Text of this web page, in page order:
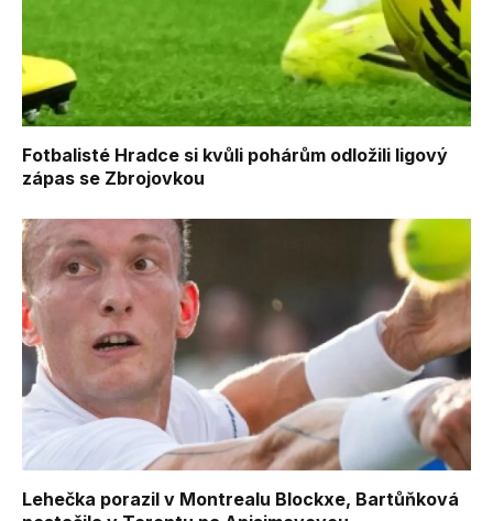
Fotbalisté Hradce si kvůli pohárům odložili ligový
zápas se Zbrojovkou
Lehečka porazil v Montrealu Blockxe, Bartůňková